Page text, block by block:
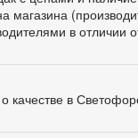
магазина
в отличии
качестве в